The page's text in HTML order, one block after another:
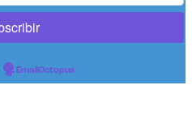
EmailOctopus